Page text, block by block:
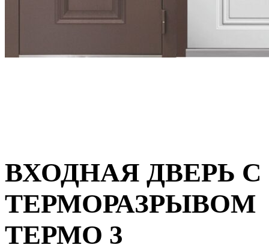
ВХОДНАЯ ДВЕРЬ С
ТЕРМОРАЗРЫВОМ
ТЕРМО 3